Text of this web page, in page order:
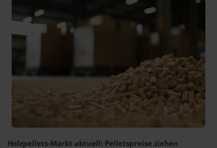
Holzpellets-Markt aktuell: Pelletspreise ziehen